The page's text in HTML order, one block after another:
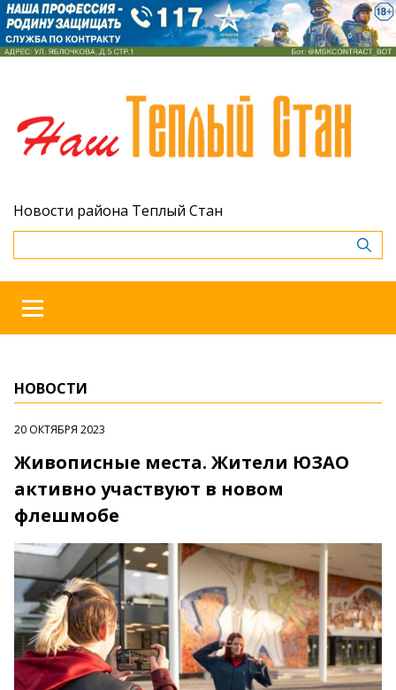
Новости района Теплый Стан
НОВОСТИ
20 ОКТЯБРЯ 2023
Живописные места. Жители ЮЗАО
активно участвуют в новом
флешмобе